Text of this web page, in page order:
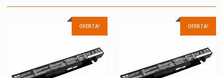
OFERTA! OFERTA!